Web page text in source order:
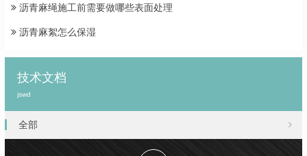
沥青麻绳施工前需要做哪些表面处理
沥青麻絮怎么保湿
技术文档
jswd
全部